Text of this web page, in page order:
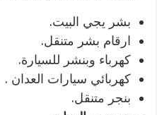
بشر يجي البيت.
ارقام بشر متنقل.
كهرباء وبنشر للسيارة.
كهربائي سيارات العدان .
بنجر متنقل.